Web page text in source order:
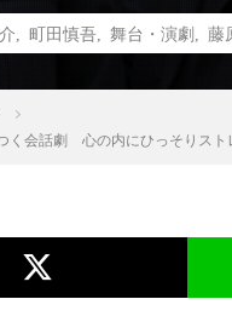
町田慎吾 舞台・演劇 藤
く会話劇 心の内にひっそりス